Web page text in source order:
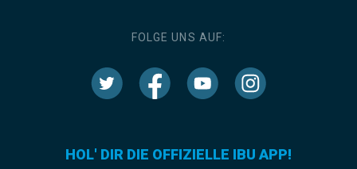
FOLGE UNS AUF:
HOL' DIR DIE OFFIZIELLE IBU APP!